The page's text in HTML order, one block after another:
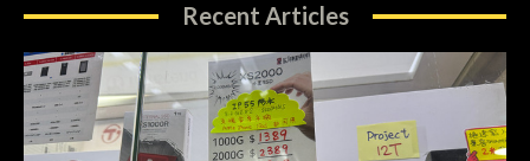
Recent Articles